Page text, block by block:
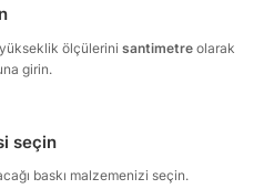
yükseklik ölçülerini santimetre olarak
girin.
seçin
baskı malzemenizi seçin.